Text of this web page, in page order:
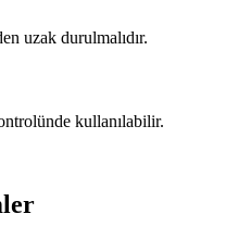
uzak durulmalıdır.
kullanılabilir.